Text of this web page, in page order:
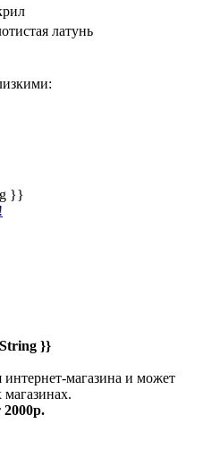
латунь
}}
}}
интернет-магазина и может